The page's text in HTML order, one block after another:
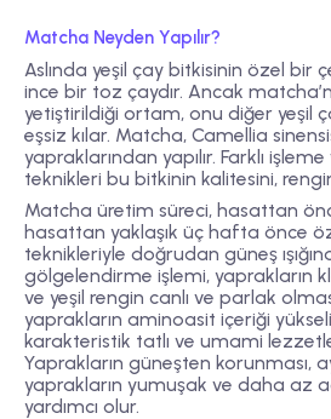
Matcha Neyden Yapılır?
Aslında yeşil çay bitkisinin özel bir
ince bir toz çaydır. Ancak
yetiştirildiği ortam, onu diğer yeşil
eşsiz kılar. Matcha, Camellia
yapraklarından yapılır. Farklı
teknikleri bu bitkinin kalitesini,
Matcha üretim süreci, hasattan
hasattan yaklaşık üç hafta önce
teknikleriyle doğrudan güneş
gölgelendirme işlemi, yaprakların
ve yeşil rengin canlı ve parlak
yaprakların aminoasit içeriği
karakteristik tatlı ve umami
Yaprakların güneşten korunması,
yaprakların yumuşak ve daha az
yardımcı olur.